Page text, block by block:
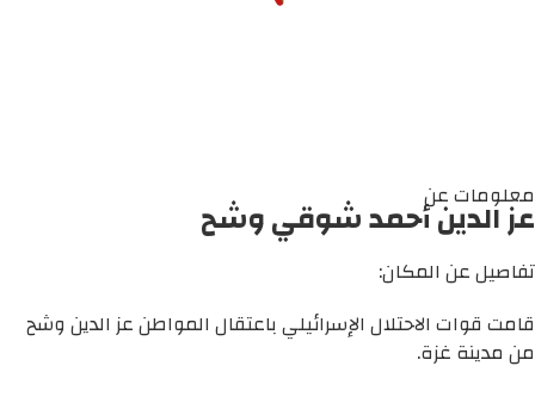
معلومات عن
عز الدين أحمد شوقي وشح
تفاصيل عن المكان:
قامت قوات الاحتلال الإسرائيلي باعتقال المواطن عز الدين وشح
من مدينة غزة.